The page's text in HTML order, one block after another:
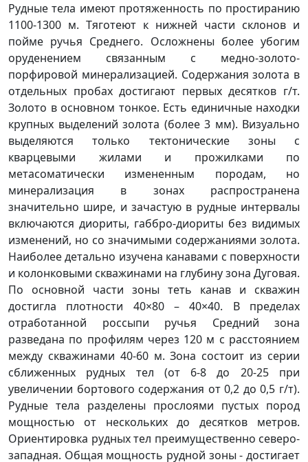
Рудные тела имеют протяженность по простиранию
1100-1300 м. Тяготеют к нижней части склонов и
пойме ручья Среднего. Осложнены более убогим
оруденением связанным с медно-золото-
порфировой минерализацией. Содержания золота в
отдельных пробах достигают первых десятков г/т.
Золото в основном тонкое. Есть единичные находки
крупных выделений золота (более 3 мм). Визуально
выделяются только тектонические зоны с
кварцевыми жилами и прожилками по
метасоматически измененным породам, но
минерализация в зонах распространена
значительно шире, и зачастую в рудные интервалы
включаются диориты, габбро-диориты без видимых
изменений, но со значимыми содержаниями золота.
Наиболее детально изучена канавами с поверхности
и колонковыми скважинами на глубину зона Дуговая.
По основной части зоны теть канав и скважин
достигла плотности 40×80 – 40×40. В пределах
отработанной россыпи ручья Средний зона
разведана по профилям через 120 м с расстоянием
между скважинами 40-60 м. Зона состоит из серии
сближенных рудных тел (от 6-8 до 20-25 при
увеличении бортового содержания от 0,2 до 0,5 г/т).
Рудные тела разделены прослоями пустых пород
мощностью от нескольких до десятков метров.
Ориентировка рудных тел преимущественно северо-
западная. Общая мощность рудной зоны - достигает